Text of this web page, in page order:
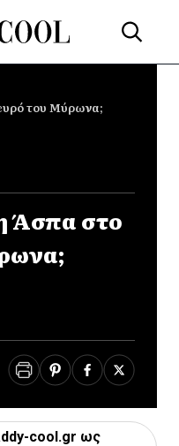
του Μύρωνα;
Άσπα στο
cool.gr ως